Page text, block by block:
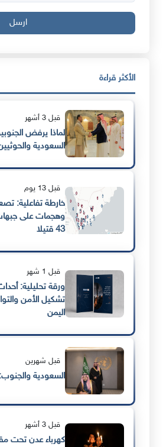
ارسل
الأكثر قراءة
قبل 3 أشهر
لماذا يرفض
السعودية
قبل 13 يوم
خارطة تفاعلية:
وهجمات على
43 قتيلا
قبل 1 شهر
ورقة تحليلية:
تشكيل الأمن
اليمن
قبل شهرين
السعودية
قبل 3 أشهر
كهرباء عدن تحت